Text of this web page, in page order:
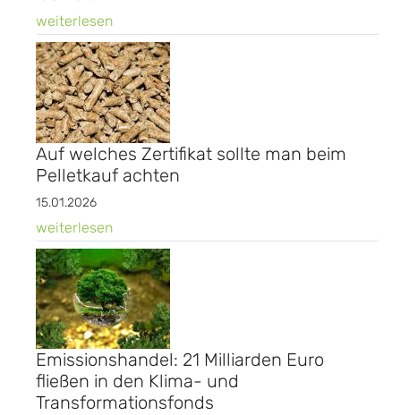
weiterlesen
Auf welches Zertifikat sollte man beim
Pelletkauf achten
15.01.2026
weiterlesen
Emissionshandel: 21 Milliarden Euro
fließen in den Klima- und
Transformationsfonds